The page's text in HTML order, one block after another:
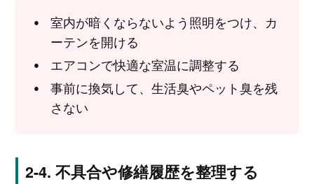
室内が暗くならないよう照明をつけ、カ
ーテンを開ける
エアコンで快適な室温に調整する
事前に換気して、生活臭やペット臭を残
さない
不具合や修繕履歴を整理する